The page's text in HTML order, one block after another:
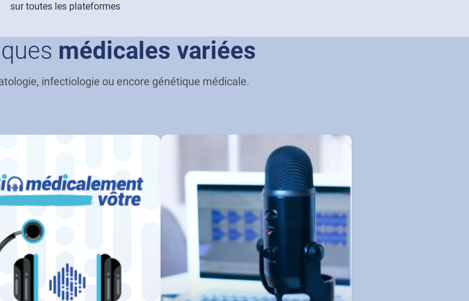
sur toutes les plateformes
médicales variées
infectiologie ou encore génétique médicale.